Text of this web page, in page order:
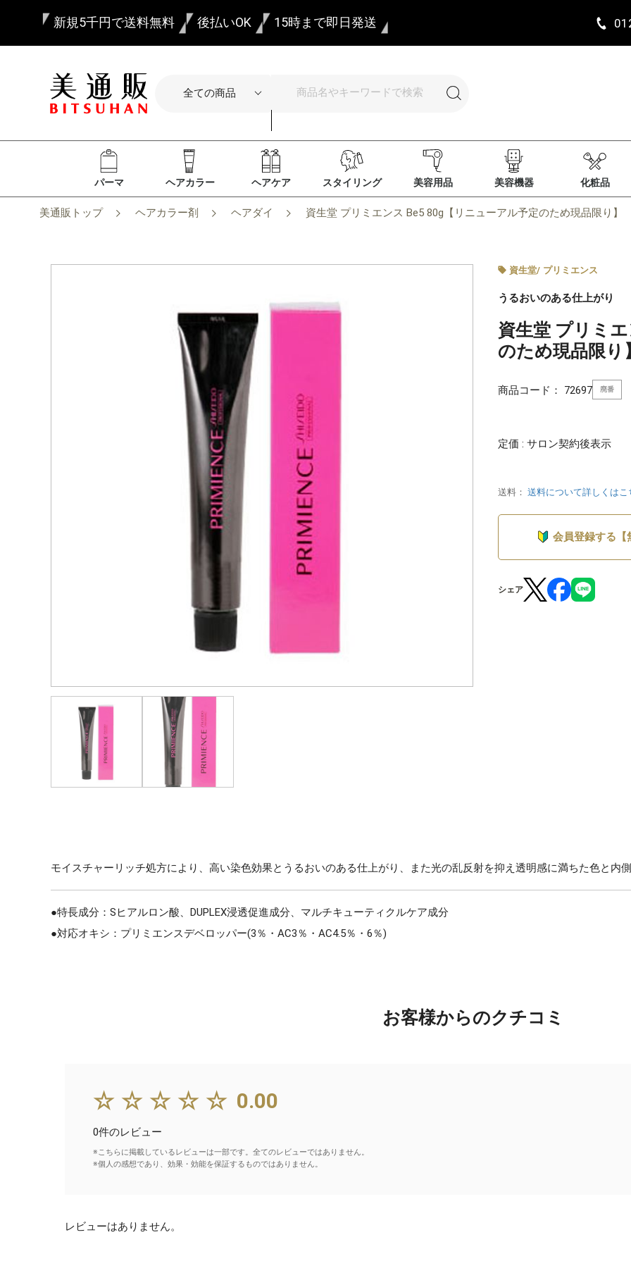
新規5千円で送料無料 後払いOK 15時まで即日発送
パーマ ヘアカラー ヘアケア スタイリング 美容用品 美容機器 化粧品
美通販トップ ヘアカラー剤 ヘアダイ 資生堂 プリミエンス Be5 80g【リニューアル予定のため現品限り】
資生堂/ プリミエンス
うるおいのある仕上がり
資生堂 プリミ
のため現品限り】
商品コード： 72697 廃番
定価 : サロン契約後表示
送料： 送料について詳しくはこ
会員登録する【
シェア
モイスチャーリッチ処方により、高い染色効果とうるおいのある仕上がり、また光の乱反射を抑え透明感に満ちた色と内
●特長成分：Sヒアルロン酸、DUPLEX浸透促進成分、マルチキューティクルケア成分
●対応オキシ：プリミエンスデベロッパー(3％・AC3％・AC4.5％・6％)
お客様からのクチコミ
☆☆☆☆☆ 0.00
0件のレビュー
※こちらに掲載しているレビューは一部です。全てのレビューではありません。
※個人の感想であり、効果・効能を保証するものではありません。
レビューはありません。